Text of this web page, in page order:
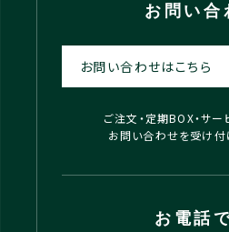
お問い合
お問い合わせはこちら
ご注文・定期BOX・サ
お問い合わせを受け付
お電話